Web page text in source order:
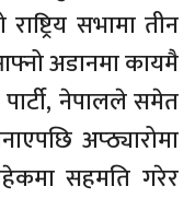
सभामा तीन
अडानमा कायमै
नेपालले समेत
अप्ठ्यारोमा
सहमति गरेर